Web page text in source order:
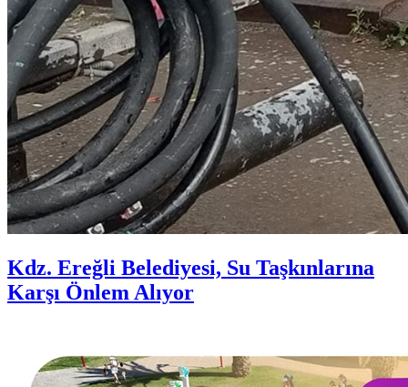
Kdz. Ereğli Belediyesi, Su Taşkınlarına
Karşı Önlem Alıyor